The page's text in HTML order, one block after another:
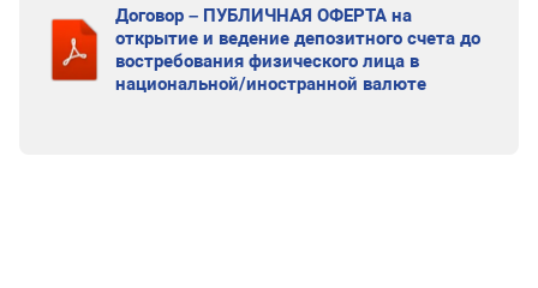
Договор – ПУБЛИЧНАЯ ОФЕРТА на
открытие и ведение депозитного счета до
востребования физического лица в
национальной/иностранной валюте